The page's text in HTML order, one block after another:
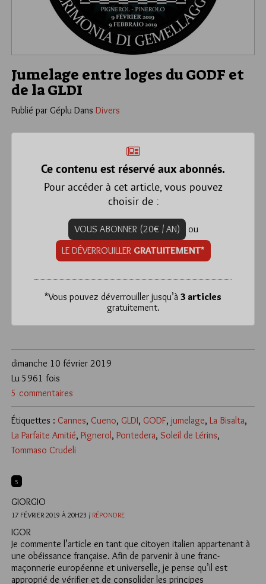
Jumelage entre loges du GODF et
de la GLDI
Publié par Géplu Dans Divers
Ce contenu est réservé aux abonnés.
Pour accéder à cet article, vous pouvez
choisir de :
VOUS ABONNER (20€ / AN)
ou
LE DÉVERROUILLER GRATUITEMENT*
*Vous pouvez déverrouiller jusqu’à 3 articles
gratuitement.
dimanche 10 février 2019
5 commentaires
Lu 5961 fois
Étiquettes : Cannes, Cueno, GLDI, GODF, jumelage, La Bisalta,
La Parfaite Amitié, Pignerol , Pontedera, Soleil de Lérins,
Tommaso Crudeli
5
GIORGIO
17 FÉVRIER 2019 À 20H23 / RÉPONDRE
IGOR
Je commente l’article en tant que citoyen italien appartenant à
une obéissance française. Afin de parvenir à une franc-
maçonnerie européenne et universelle, je pense qu’il est
approprié de vérifier et de consolider les principes